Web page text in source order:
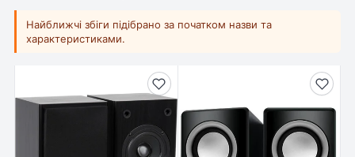
Найближчі збіги підібрано за початком назви та
характеристиками.